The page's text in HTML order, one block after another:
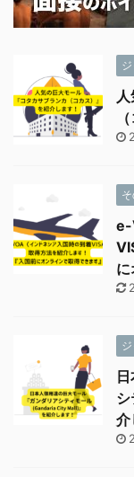
e-
に
介